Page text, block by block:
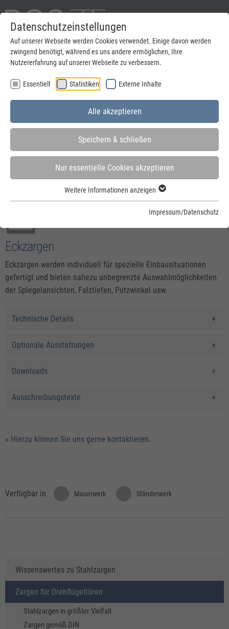
Datenschutzeinstellungen
Auf unserer Webseite werden Cookies verwendet. Einige davon werden
zwingend benötigt, während es uns andere ermöglichen, Ihre
Nutzererfahrung auf unserer Webseite zu verbessern.
Essentiell Statistiken Externe Inhalte
Alle akzeptieren
Speichern & schließen
Nur essentielle Cookies akzeptieren
Weitere Informationen anzeigen
Impressum/Datenschutz
Menu
Startseite » Stahlzargen Zargen für Drehflügeltüren
Anwendungsgebiete:
Eckzargen
Eckzargen werden individuell für spezielle Einbausituationen
gefertigt und bieten nahezu unbegrenzte Auswahlmöglichkeiten
der Spiegelansichten, Falztiefen, Putzwinkel usw.
Technische Details
Optionale Ausstattungen
Downloads
Ausschreibungstexte
» Hierzu können Sie uns gerne kontaktieren.
Verfügbar in Mauerwerk Ständerwerk
Wissenswertes zu Stahlzargen
Zargen für Drehflügeltüren
Stahlzargen in größter Vielfalt
Zargen gemäß DIN